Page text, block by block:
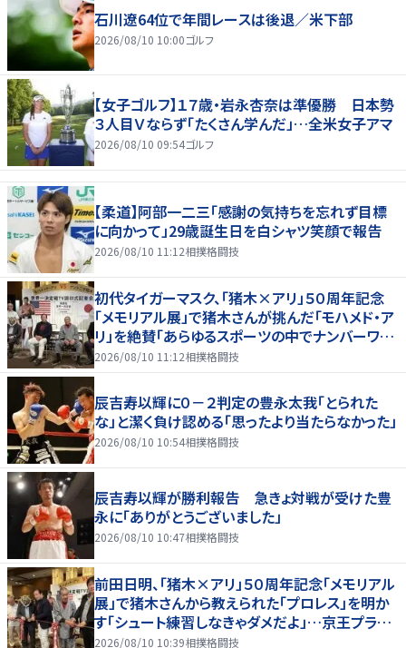
石川遼64位で年間レースは後退／米下部
2026/08/10 10:00ゴルフ
【女子ゴルフ】１７歳・岩永杏奈は準優勝 日本勢
３人目Ｖならず「たくさん学んだ」…全米女子アマ
2026/08/10 09:54ゴルフ
【柔道】阿部一二三「感謝の気持ちを忘れず目標
に向かって」29歳誕生日を白シャツ笑顔で報告
2026/08/10 11:12相撲格闘技
初代タイガーマスク、「猪木×アリ」５０周年記念
「メモリアル展」で猪木さんが挑んだ「モハメド・ア
リ」を絶賛「あらゆるスポーツの中でナンバーワン
の存在」
2026/08/10 11:12相撲格闘技
辰吉寿以輝に０－２判定の豊永太我「とられた
な」と潔く負け認める「思ったより当たらなかった」
2026/08/10 10:54相撲格闘技
辰吉寿以輝が勝利報告 急きょ対戦が受けた豊
永に「ありがとうございました」
2026/08/10 10:47相撲格闘技
前田日明、「猪木×アリ」５０周年記念「メモリアル
展」で猪木さんから教えられた「プロレス」を明か
す「シュート練習しなきゃダメだよ」…京王プラザ
ホテルで３１日まで
2026/08/10 10:39相撲格闘技